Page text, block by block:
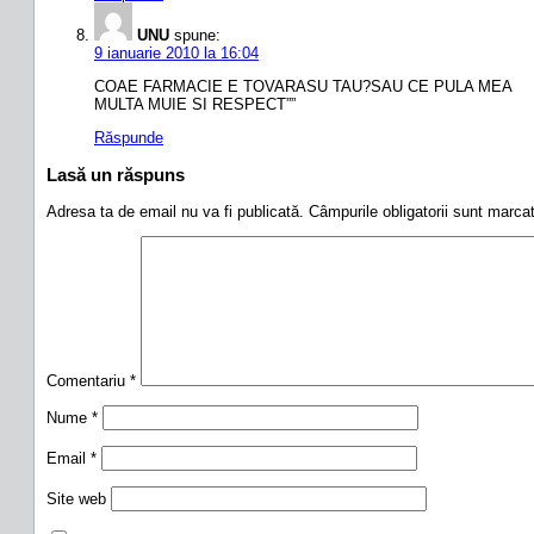
UNU spune:
9 ianuarie 2010 la 16:04
COAE FARMACIE E TOVARASU TAU?SAU CE PULA MEA
MULTA MUIE SI RESPECT””
Răspunde
Lasă un răspuns
Adresa ta de email nu va fi publicată. Câmpurile obligatorii sunt
Comentariu *
Nume *
Email *
Site web